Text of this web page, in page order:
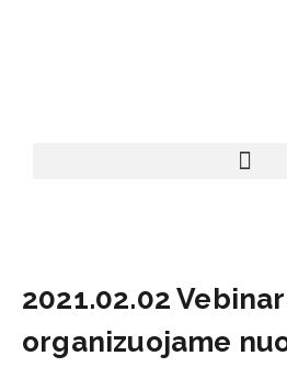
2021.02.02
organizuojame